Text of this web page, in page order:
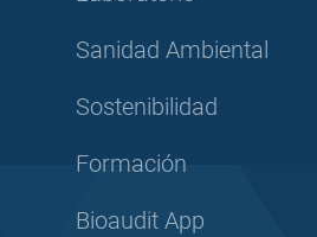
Sanidad Ambiental
Sostenibilidad
Formación
Bioaudit App